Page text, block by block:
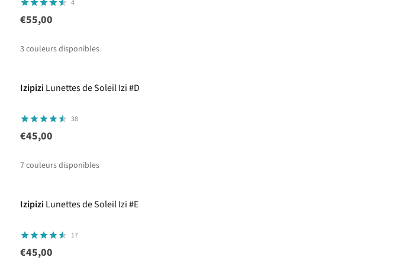
4
€55,00
3couleurs disponibles
IzipiziLunettes de Soleil Izi #D
38
€45,00
7couleurs disponibles
IzipiziLunettes de Soleil Izi #E
17
€45,00